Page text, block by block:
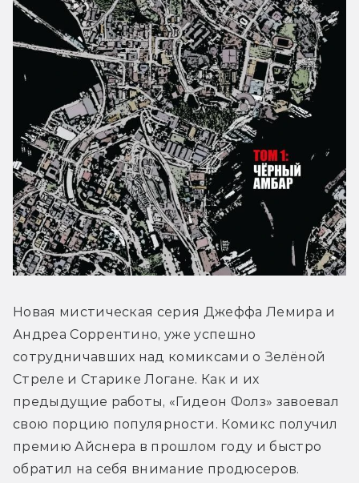
Новая мистическая серия Джеффа Лемира и
Андреа Соррентино, уже успешно
сотрудничавших над комиксами о Зелёной
Стреле и Старике Логане. Как и их
предыдущие работы, «Гидеон Фолз» завоевал
свою порцию популярности. Комикс получил
премию Айснера в прошлом году и быстро
обратил на себя внимание продюсеров.